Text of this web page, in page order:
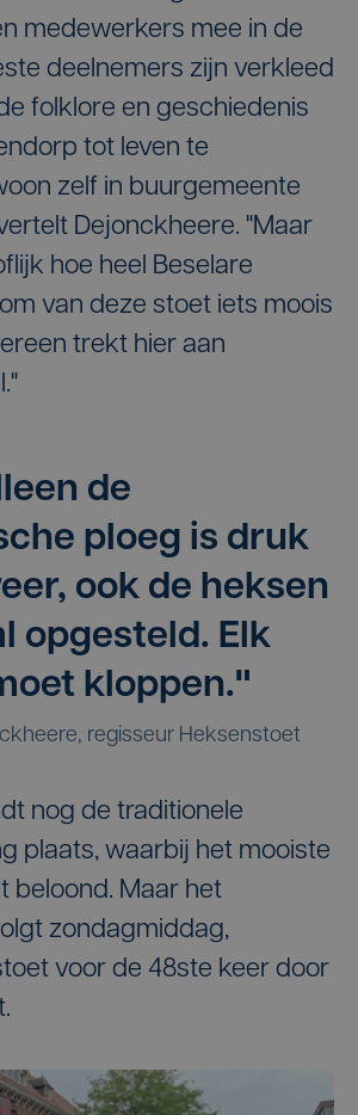
medewerkers mee in de
deelnemers zijn verkleed
folklore en geschiedenis
tot leven te
zelf in buurgemeente
Dejonckheere. "Maar
hoe heel Beselare
van deze stoet iets moois
trekt hier aan
de
ploeg is druk
ook de heksen
opgesteld. Elk
kloppen."
regisseur Heksenstoet
nog de traditionele
plaats, waarbij het mooiste
beloond. Maar het
zondagmiddag,
voor de 48ste keer door